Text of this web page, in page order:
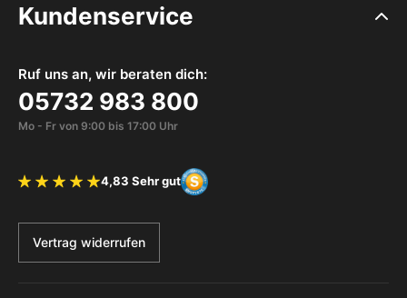
Kundenservice
Ruf uns an, wir beraten dich:
05732 983 800
Mo - Fr von 9:00 bis 17:00 Uhr
Bewertung 4.83 von 5 Sternen
4,83 Sehr gut
Vertrag widerrufen